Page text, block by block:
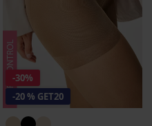
-30%
-20 % GET20